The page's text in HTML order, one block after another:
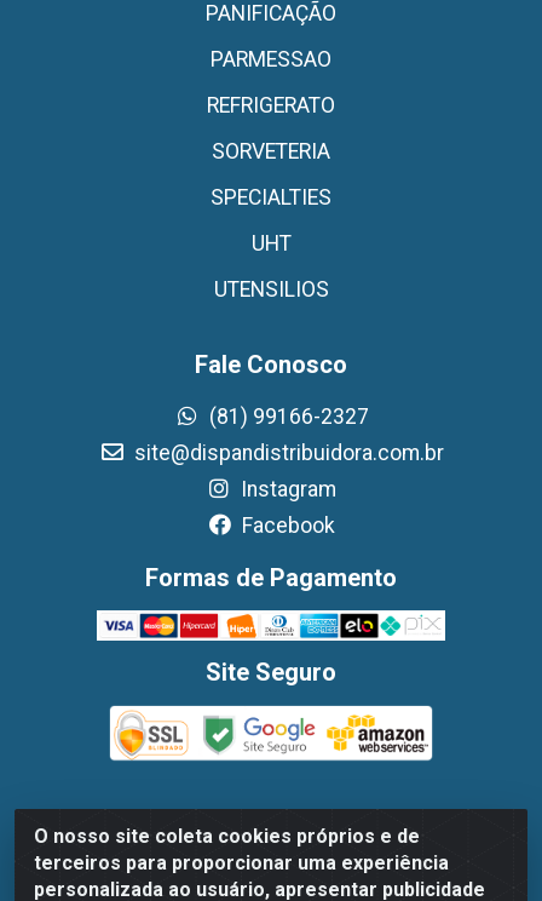
O nosso site coleta cookies próprios e de
terceiros para proporcionar uma experiência
personalizada ao usuário, apresentar publicidade
PANIFICAÇÃO
PARMESSAO
REFRIGERATO
SORVETERIA
SPECIALTIES
UHT
UTENSILIOS
Fale Conosco
(81) 99166-2327
site@dispandistribuidora.com.br
Instagram
Facebook
Formas de Pagamento
Site Seguro
Dispan Distribuidora de Alimentos LTDA - Avenida
Marechal Mascarenhas De Moraes, 1048- Imbiribeira,